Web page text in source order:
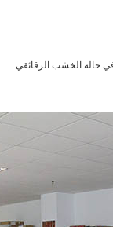
حالة الخشب الرقائقي